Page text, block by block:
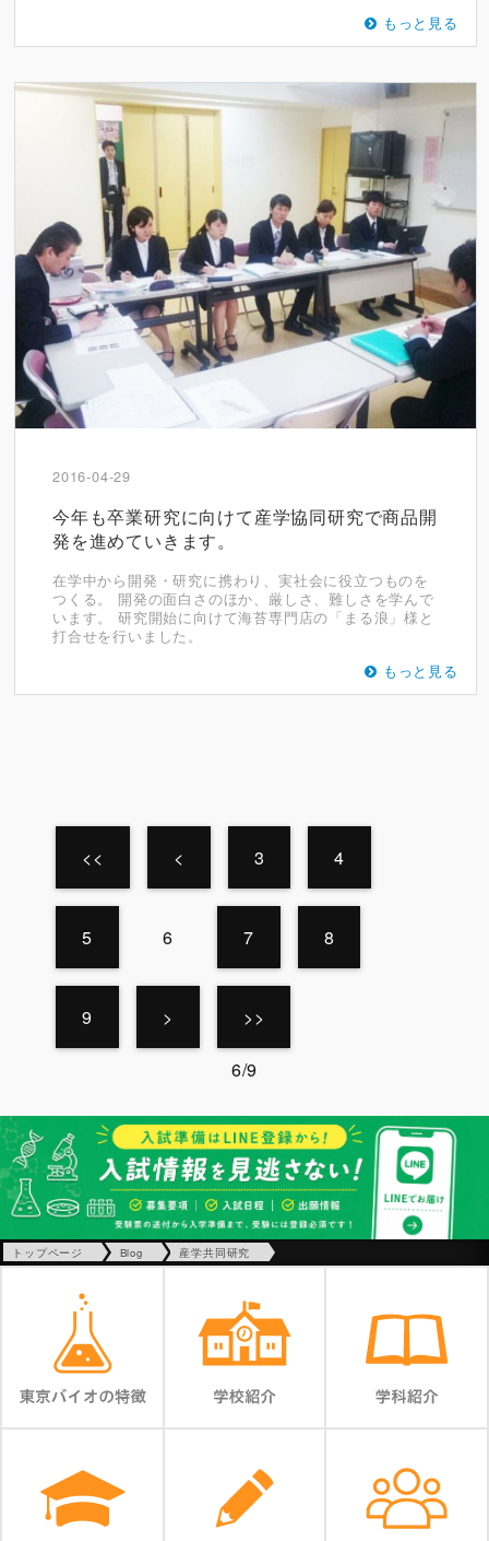
もっと見る
2016-04-29
今年も卒業研究に向けて産学協同研究で商品開
発を進めていきます。
在学中から開発・研究に携わり、実社会に役立つものを
つくる。 開発の面白さのほか、厳しさ、難しさを学んで
います。 研究開始に向けて海苔専門店の「まる浪」様と
打合せを行いました。
もっと見る
<< < 3 4
5 6 7 8
9 > >>
6/9
トップページ Blog 産学共同研究